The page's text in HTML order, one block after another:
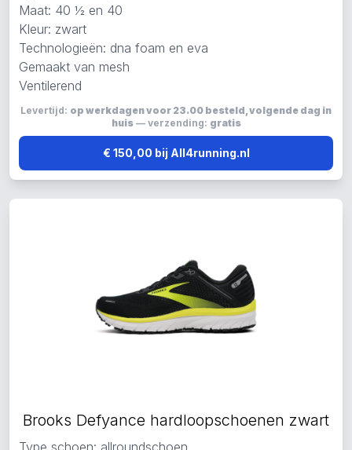
Maat: 40 ½ en 40
Kleur: zwart
Technologieën: dna foam en eva
Gemaakt van mesh
Ventilerend
Levertijd: op werkdagen voor 23.00 besteld, volgende dag in
huis— verzending: gratis
€ 150,00 bij All4running.nl
Brooks Defyance hardloopschoenen zwart
Type schoen: allroundschoen